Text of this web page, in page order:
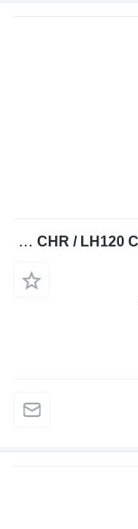
Camera Liebherr 9006505N لـ حفارة Liebherr R926 COMP / LH35 M / LH50 M / LH40 M / LH50 MHR / LH35 MT / LH50 MT / A918 COMPACT / LH22 M / LH24 M / LH26 M / LH30 M / LH60 MT / A910 comp / A912 COMPACT / A914 COMPACT / R924 COMPACT / R914 COMPACT / LH26 EC / LH110 M / LH80 MHR / LH80 M / LH80 C / LH60 MHR / LH60 M / LH60 CHR / LH60 C / LH110 MPHR / LH110 MP / LH110 C / LH 60 C / LH22 C / LH30 C / LH40 C / LH50 CHR / LH120 C / LH150 M / LH120 M / LH150 CHR / LH120 CG